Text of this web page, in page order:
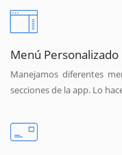
Menú Personalizado
Manejamos diferentes
secciones de la app. Lo